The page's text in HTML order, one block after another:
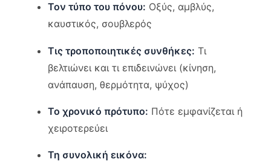
Τον τύπο του πόνου: Οξύς, αμβλύς,
καυστικός, σουβλερός
Τις τροποποιητικές συνθήκες: Τι
βελτιώνει και τι επιδεινώνει (κίνηση,
ανάπαυση, θερμότητα, ψύχος)
Το χρονικό πρότυπο: Πότε εμφανίζεται ή
χειροτερεύει
Τη συνολική εικόνα: